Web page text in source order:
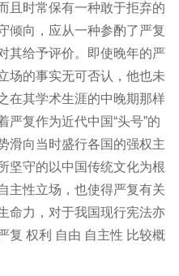
且时常保有一种敢于拒弃的
倾向，应从一种参酌了严复
其给予评价。即使晚年的严
场的事实无可否认，他也未
在其学术生涯的中晚期那样
严复作为近代中国“头号”的
滑向当时盛行各国的强权主
坚守的以中国传统文化为根
主性立场，也使得严复有关
命力，对于我国现行宪法亦
复 权利 自由 自主性 比较概